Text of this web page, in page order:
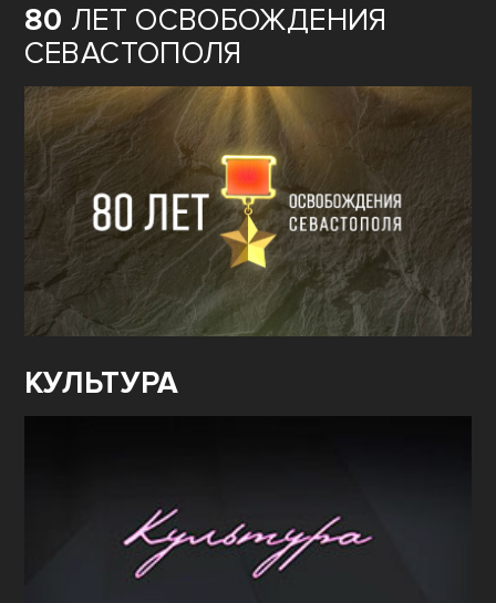
80 ЛЕТ ОСВОБОЖДЕНИЯ
СЕВАСТОПОЛЯ
КУЛЬТУРА